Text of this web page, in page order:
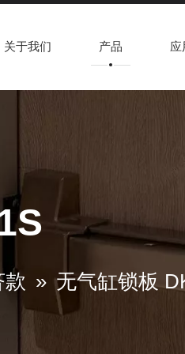
关于我们 产品 应
款 » 无气缸锁板